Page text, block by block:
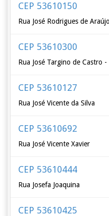
CEP 53610150
Rua José Rodrigues de Araújo
CEP 53610300
Rua José Targino de Castro
CEP 53610127
Rua José Vicente da Silva
CEP 53610692
Rua José Vicente Xavier
CEP 53610444
Rua Josefa Joaquina
CEP 53610425